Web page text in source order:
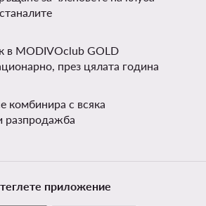
в MODIVOclub GOLD
през цялата година
комбинира с всяка
разпродажба
приложение